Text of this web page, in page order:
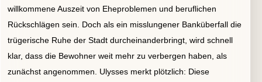
willkommene Auszeit von Eheproblemen und beruflichen
Rückschlägen sein. Doch als ein misslungener Banküberfall die
trügerische Ruhe der Stadt durcheinanderbringt, wird schnell
klar, dass die Bewohner weit mehr zu verbergen haben, als
zunächst angenommen. Ulysses merkt plötzlich: Diese